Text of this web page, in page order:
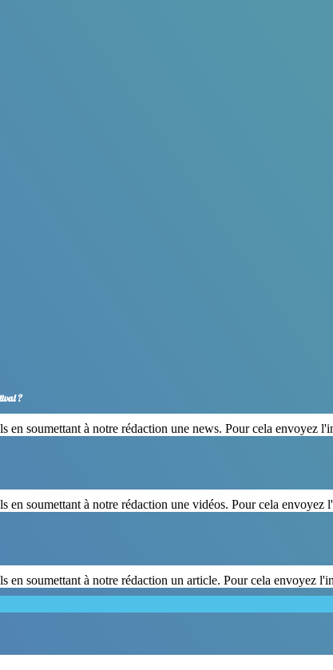
?
en soumettant à notre rédaction une news. Pour cela envoyez
en soumettant à notre rédaction une vidéos. Pour cela
en soumettant à notre rédaction un article. Pour cela envoyez